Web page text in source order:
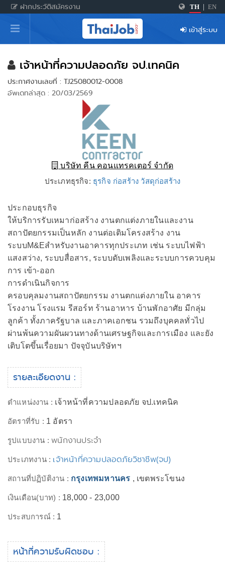
ฝากประวัติสมัครงาน TH EN
หน้าหลัก
ผู้สมัครงาน: เข้าสู่ระบบ
ฝากประวัติสมัครงาน
เกร็ดความรู้
สำหรับผู้ประกอบการ
เข้าสู่ระบบ
เจ้าหน้าที่ความปลอดภัย จป.เทคนิค
ประกาศงานเลขที่ : TJ25080012-0008
อัพเดทล่าสุด : 20/03/2569
บริษัท คีน คอนแทรคเตอร์ จำกัด
ประเภทธุรกิจ: ธุรกิจ ก่อสร้าง วัสดุก่อสร้าง
ประกอบธุรกิจ
ให้บริการรับเหมาก่อสร้าง งานตกแต่งภายในและงาน
สถาปัตยกรรมเป็นหลัก งานต่อเติมโครงสร้าง งาน
ระบบM&Eสำหรับงานอาคารทุกประเภท เช่น ระบบไฟฟ้า
แสงสว่าง, ระบบสื่อสาร, ระบบดับเพลิงและระบบการควบคุม
การ เข้า-ออก
การดำเนินกิจการ
ครอบคุลมงานสถาปัตยกรรม งานตกแต่งภายใน อาคาร
โรงงาน โรงแรม รีสอร์ท ร้านอาหาร บ้านพักอาศัย มีกลุ่ม
ลูกค้า ทั้งภาครัฐบาล และภาคเอกชน รวมถึงบุคคลทั่วไป
ผ่านพ้นความผันผวนทางด้านเศรษฐกิจและการเมือง และยัง
เติบโตขึ้นเรื่อยมา ปัจจุบันบริษัทฯ
รายละเอียดงาน :
ตำแหน่งงาน : เจ้าหน้าที่ความปลอดภัย จป.เทคนิค
อัตราที่รับ : 1 อัตรา
รูปแบบงาน :พนักงานประจำ
ประเภทงาน : เจ้าหน้าที่ความปลอดภัยวิชาชีพ(จป)
สถานที่ปฏิบัติงาน : กรุงเทพมหานคร , เขตพระโขนง
เงินเดือน(บาท) : 18,000 - 23,000
ประสบการณ์ : 1
หน้าที่ความรับผิดชอบ :